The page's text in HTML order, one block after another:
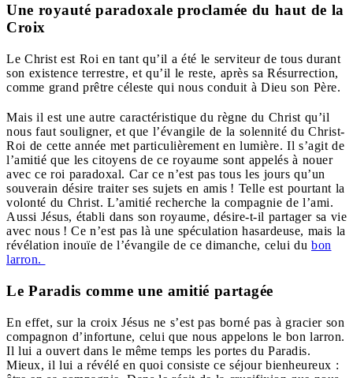
Une royauté paradoxale proclamée du haut de la
Croix
Le Christ est Roi en tant qu’il a été le serviteur de tous durant
son existence terrestre, et qu’il le reste, après sa Résurrection,
comme grand prêtre céleste qui nous conduit à Dieu son Père.
Mais il est une autre caractéristique du règne du Christ qu’il
nous faut souligner, et que l’évangile de la solennité du Christ-
Roi de cette année met particulièrement en lumière. Il s’agit de
l’amitié que les citoyens de ce royaume sont appelés à nouer
avec ce roi paradoxal. Car ce n’est pas tous les jours qu’un
souverain désire traiter ses sujets en amis ! Telle est pourtant la
volonté du Christ. L’amitié recherche la compagnie de l’ami.
Aussi Jésus, établi dans son royaume, désire-t-il partager sa vie
avec nous ! Ce n’est pas là une spéculation hasardeuse, mais la
révélation inouïe de l’évangile de ce dimanche, celui du bon
larron.
Le Paradis comme une amitié partagée
En effet, sur la croix Jésus ne s’est pas borné pas à gracier son
compagnon d’infortune, celui que nous appelons le bon larron.
Il lui a ouvert dans le même temps les portes du Paradis.
Mieux, il lui a révélé en quoi consiste ce séjour bienheureux :